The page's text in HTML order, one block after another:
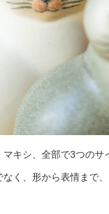
マキシ、全部で3つのサ
なく、形から表情まで